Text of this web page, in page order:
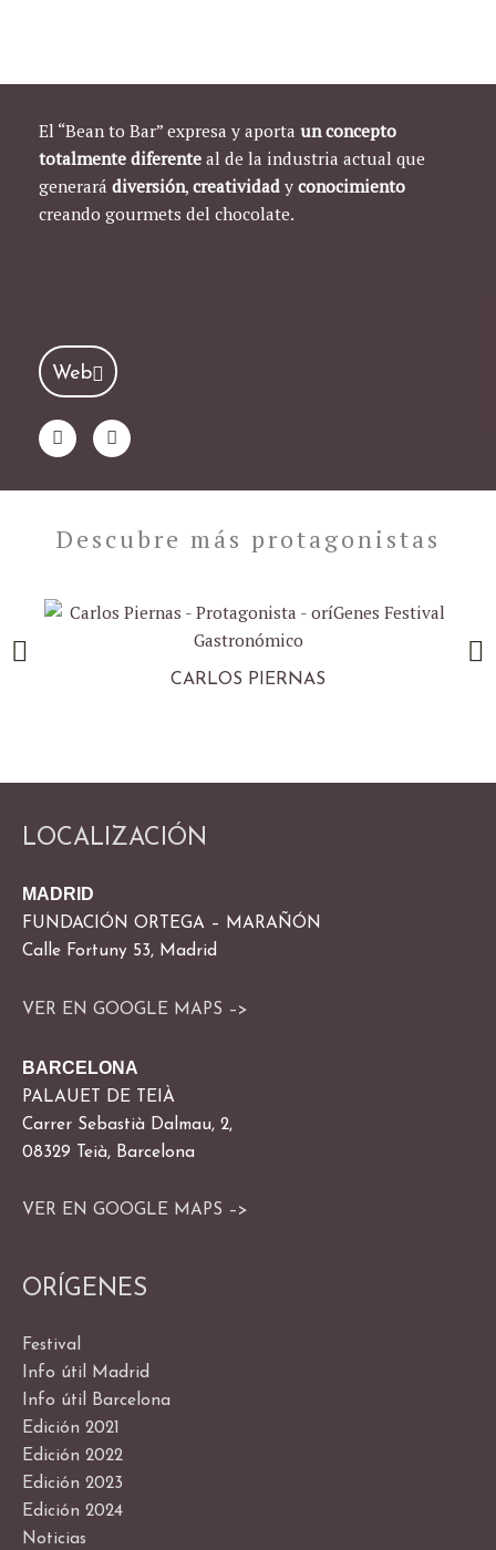
El “Bean to Bar” expresa y aporta un concepto
totalmente diferente al de la industria actual que
generará diversión, creatividad y conocimiento
creando gourmets del chocolate.
Web
T
w
i
r
I
n
s
r
Descubre más protagonistas
CARLOS PIERNAS
LOCALIZACIÓN
MADRID
FUNDACIÓN ORTEGA – MARAÑÓN
Calle Fortuny 53, Madrid
VER EN GOOGLE MAPS –>
BARCELONA
PALAUET DE TEIÀ
Carrer Sebastià Dalmau, 2,
08329 Teià, Barcelona
VER EN GOOGLE MAPS –>
ORÍGENES
Festival
Info útil Madrid
Info útil Barcelona
Edición 2021
Edición 2022
Edición 2023
Edición 2024
Noticias